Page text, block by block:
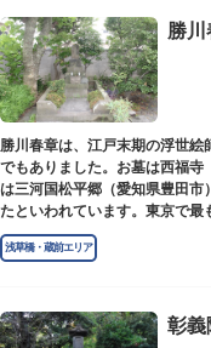
勝川
勝川春章は、江戸末期の浮世
でもありました。お墓は西福寺
は三河国松平郷（愛知県豊田市
たといわれています。東京で最
発祥の地としても知られていま
浅草橋・蔵前エリア
彰義